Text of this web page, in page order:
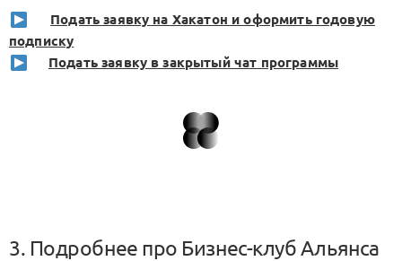
Подать заявку на Хакатон и оформить годовую
подписку
Подать заявку в закрытый чат программы
3. Подробнее про Бизнес-клуб Альянса